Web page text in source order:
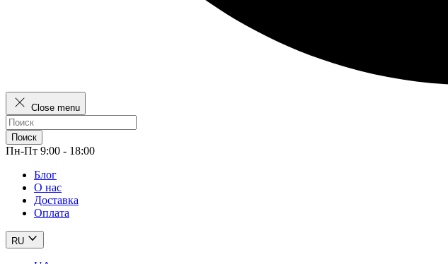
Close menu
Поиск
Пн-Пт 9:00 - 18:00
Блог
О нас
Доставка
Оплата
RU